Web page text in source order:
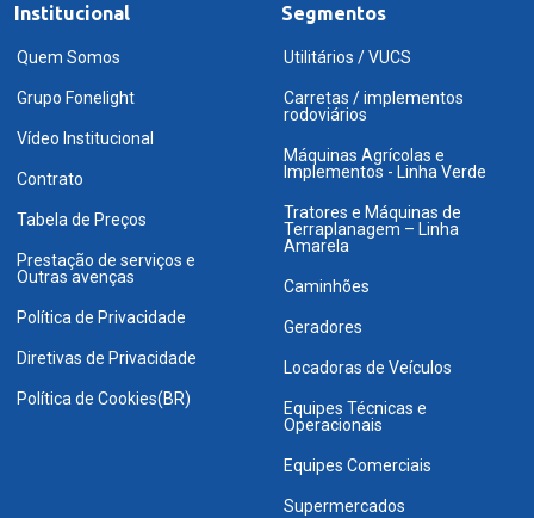
Institucional
Quem Somos
Grupo Fonelight
Vídeo Institucional
Contrato
Tabela de Preços
Prestação de serviços e
Outras avenças
Política de Privacidade
Diretivas de Privacidade
Política de Cookies(BR)
Segmentos
Utilitários / VUCS
Carretas / implementos
rodoviários
Máquinas Agrícolas e
Implementos - Linha Verde
Tratores e Máquinas de
Terraplanagem – Linha
Amarela
Caminhões
Geradores
Locadoras de Veículos
Equipes Técnicas e
Operacionais
Equipes Comerciais
Supermercados